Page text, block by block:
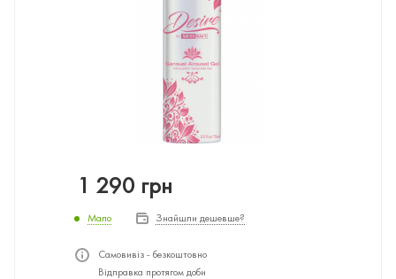
1 290 грн
Мало Знайшли дешевше?
Самовивіз - безкоштовно
Відправка протягом доби